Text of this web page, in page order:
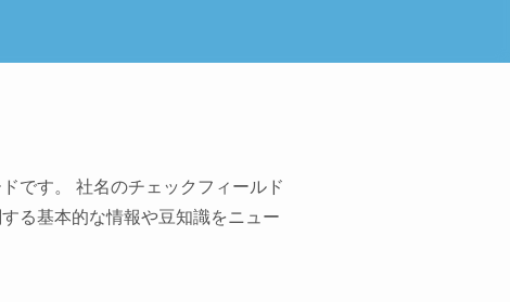
です。 社名のチェックフィールド
る基本的な情報や豆知識をニュー